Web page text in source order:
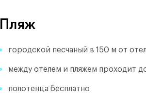
Пляж
городской песчаный в 150 м от
между отелем и пляжем проходит
полотенца бесплатно